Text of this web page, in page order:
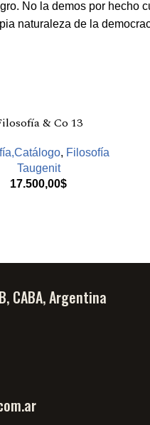
No la demos por
naturaleza de la
& Co 13
, Filosofía
Taugenit
17.500,00$
CABA, Argentina